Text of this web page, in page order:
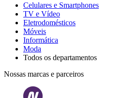
Celulares e Smartphones
TV e Vídeo
Eletrodomésticos
Móveis
Informática
Moda
Todos os departamentos
Nossas marcas e parceiros